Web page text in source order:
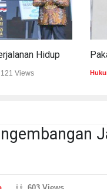
Views
603 Views